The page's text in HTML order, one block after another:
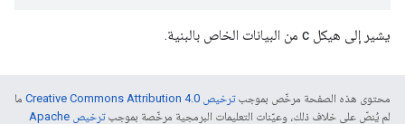
يشير إلى هيكل c من البيانات الخاص بالبنية.
محتوى هذه الصفحة مرخّص بموجبترخيص Creative Commons Attribution 4.0‏
ما
لم يُنصّ على خلاف ذلك، وعيّنات التعليمات البرمجية مرخّصة بموجب
ترخيص Apache